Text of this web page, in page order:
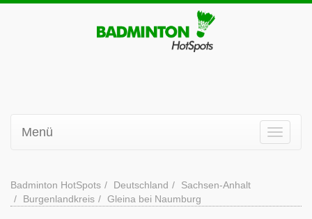
Menü
Badminton HotSpots Deutschland
Sachsen-Anhalt
Burgenlandkreis
Gleina bei Naumburg